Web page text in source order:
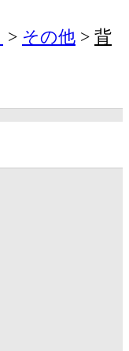
その他
背